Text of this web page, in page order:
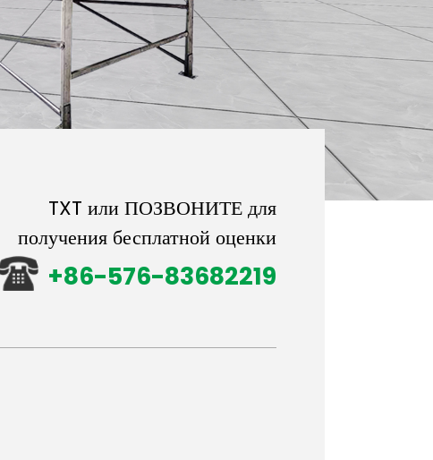
TXT или ПОЗВОНИТЕ для
получения бесплатной оценки
+86-576-83682219